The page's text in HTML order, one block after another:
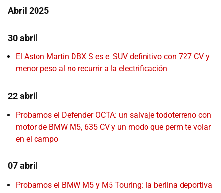
Abril 2025
30 abril
El Aston Martin DBX S es el SUV definitivo con 727 CV y
menor peso al no recurrir a la electrificación
22 abril
Probamos el Defender OCTA: un salvaje todoterreno con
motor de BMW M5, 635 CV y un modo que permite volar
en el campo
07 abril
Probamos el BMW M5 y M5 Touring: la berlina deportiva